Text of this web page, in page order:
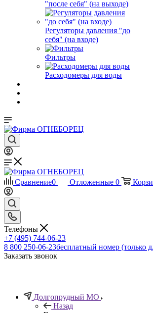
"после себя" (на выходе)
Регуляторы давления "до
себя" (на входе)
Фильтры
Расходомеры для воды
Сравнение0 Отложенные 0
Телефоны
+7 (495) 744-06-23
8 800 250-06-23бесплатный номер (только
Заказать звонок
Долгопрудный МО
Назад